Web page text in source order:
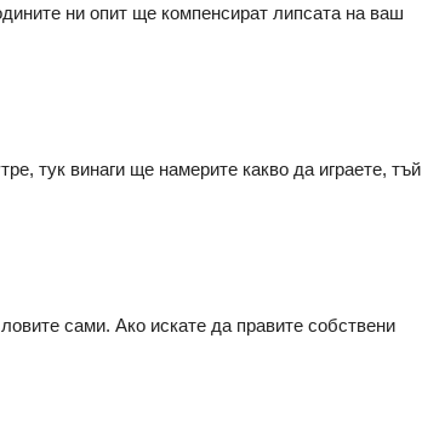
ни опит ще компенсират липсата на ваш
тук винаги ще намерите какво да играете, тъй
сами. Ако искате да правите собствени